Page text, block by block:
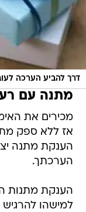
דרך להביע הערכה
מתנה עם
מכירים את
אז ללא ספק
הענקת מתנה
הערכתך.
הענקת מתנות
למישהו להרגיש